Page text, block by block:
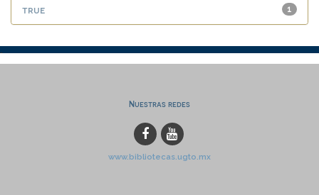
1
true
Nuestras redes
www.bibliotecas.ugto.mx